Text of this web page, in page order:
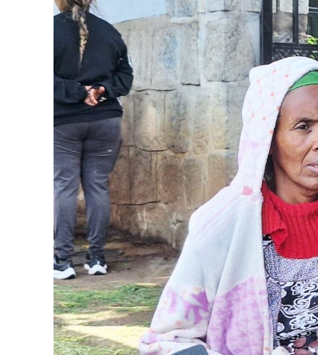
የኢትዮጵያ ኢኮኖሚ ከቡና ባሻገር
August 5, 2026
2ኛው የአዲስ ሚዲያ ኔትዎርክ
ሠራተኞች ስፖርት ፌስቲቫል
አሸናፊነት ተጠናቀቀ
August 1, 2026